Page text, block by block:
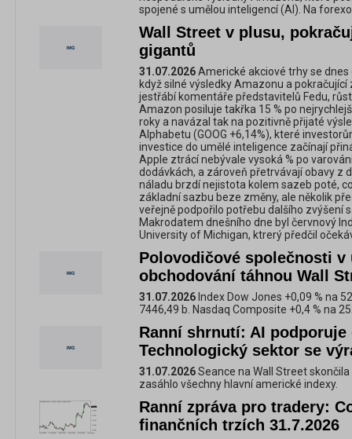
spojené s umělou inteligencí (AI). Na
Wall Street v plusu,
gigantů
31.07.2026Americké akciové trhy se
když silné výsledky Amazonu a
jestřábí komentáře představitelů Fedu,
Amazon posiluje takřka 15 % po
roky a navázal tak na pozitivně přijaté
Alphabetu (GOOG +6,14%), které
investice do umělé inteligence začínají
Apple ztrácí nebývale vysoká % po
dodávkách, a zároveň přetrvávají obavy z
náladu brzdí nejistota kolem sazeb poté,
základní sazbu beze změny, ale několik
veřejně podpořilo potřebu dalšího zvýšení
Makrodatem dnešního dne byl červnový
University of Michigan, ktrerý předčil
Polovodičové společnosti v
obchodování táhnou Wall
31.07.2026 Index Dow Jones +0,09 % na
7446,49 b. Nasdaq Composite +0,4 % na
Ranní shrnutí: AI podporuje
Technologický sektor se
31.07.2026Seance na Wall Street
zasáhlo všechny hlavní americké indexy.
Ranní zpráva pro tradery:
finančních trzích 31.7.2026